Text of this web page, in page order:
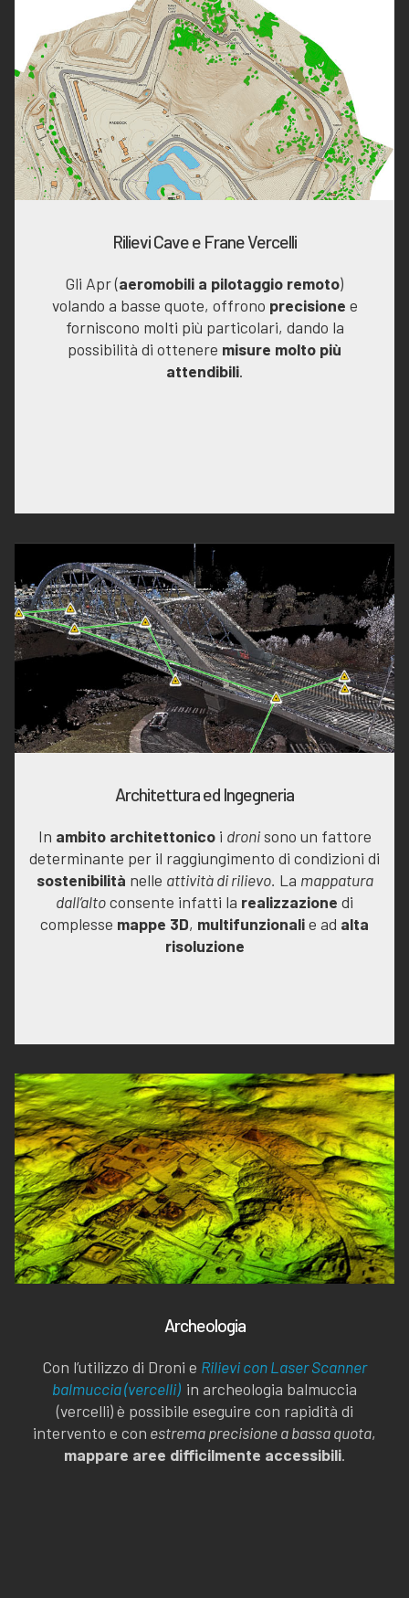
Rilievi Cave e Frane Vercelli
Gli Apr (aeromobili a pilotaggio remoto)
volando a basse quote, offrono precisione e
forniscono molti più particolari, dando la
possibilità di ottenere misure molto più
attendibili.
Architettura ed Ingegneria
In ambito architettonicoi dronisono un fattore
determinante per il raggiungimento di condizioni di
sostenibilità nelle attività di rilievo. La mappatura
dall’altoconsente infatti la realizzazione di
complesse mappe 3D, multifunzionalie ad alta
risoluzione
Archeologia
Con l’utilizzo di Droni e Rilievi con Laser Scanner
balmuccia (vercelli) in archeologia balmuccia
(vercelli) è possibile eseguire con rapidità di
intervento e con estrema precisione a bassa quota,
mappare aree difficilmente accessibili.